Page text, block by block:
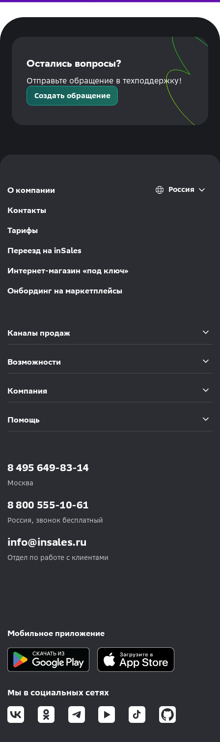
Остались вопросы?
Отправьте обращение в техподдержку!
Создать обращение
О компании
Контакты
Тарифы
Переезд на inSales
Интернет-магазин «под ключ»
Онбординг на маркетплейсы
Россия
Каналы продаж
Возможности
Компания
Помощь
8 495 649-83-14
Москва
info@insales.ru
Отдел по работе с клиентами
8 800 555-10-61
Россия, звонок бесплатный
Мобильное приложение
Мы в социальных сетях